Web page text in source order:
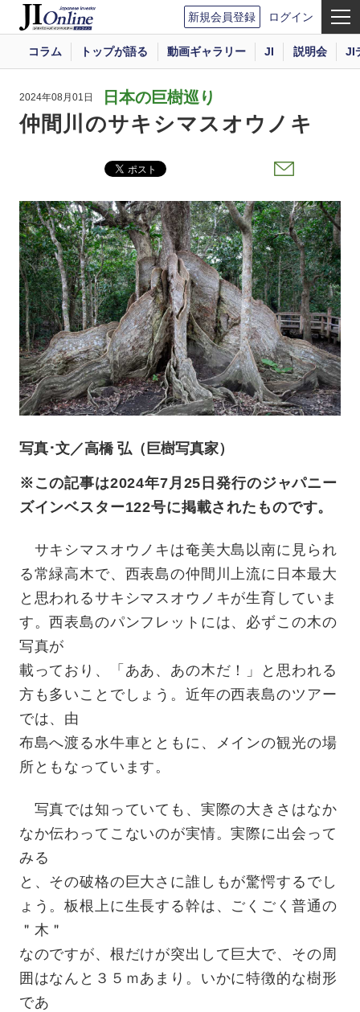
新規会員登録 ログイン
コラム トップが語る 動画ギャラリー JI 説明会 JI
2024年08月01日 日本の巨樹巡り
仲間川のサキシマスオウノキ
写真･文／高橋 弘（巨樹写真家）
※この記事は2024年7月25日発行のジャパニー
ズインベスター122号に掲載されたものです。
サキシマスオウノキは奄美大島以南に見られ
る常緑高木で、西表島の仲間川上流に日本最大
と思われるサキシマスオウノキが生育していま
す。西表島のパンフレットには、必ずこの木の
写真が
載っており、「ああ、あの木だ！」と思われる
方も多いことでしょう。近年の西表島のツアー
では、由
布島へ渡る水牛車とともに、メインの観光の場
所ともなっています。
写真では知っていても、実際の大きさはなか
なか伝わってこないのが実情。実際に出会って
みる
と、その破格の巨大さに誰しもが驚愕するでし
ょう。板根上に生長する幹は、ごくごく普通の
＂木＂
なのですが、根だけが突出して巨大で、その周
囲はなんと３５ｍあまり。いかに特徴的な樹形
であ